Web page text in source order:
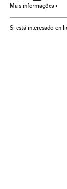
Brasil Celular
Mais informações
Si está interesado en